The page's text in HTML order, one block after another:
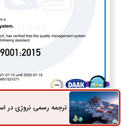
ترجمه رسمی نروژی درراه های ارتباطی